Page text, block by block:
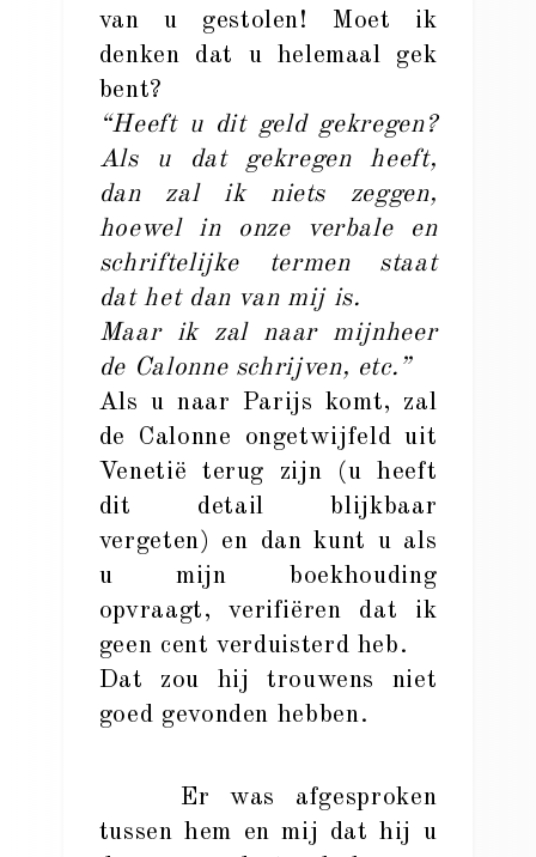
van u gestolen! Moet ik
denken dat u helemaal gek
bent?
“Heeft u dit geld gekregen?
Als u dat gekregen heeft,
dan zal ik niets zeggen,
hoewel in onze verbale en
schriftelijke termen staat
dat het dan van mij is.
Maar ik zal naar mijnheer
de Calonne schrijven, etc.”
Als u naar Parijs komt, zal
de Calonne ongetwijfeld uit
Venetië terug zijn (u heeft
dit detail blijkbaar
vergeten) en dan kunt u als
u mijn boekhouding
opvraagt, verifiëren dat ik
geen cent verduisterd heb.
Dat zou hij trouwens niet
goed gevonden hebben.
Er was afgesproken
tussen hem en mij dat hij u